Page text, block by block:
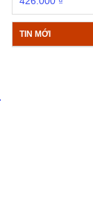
TIN MỚI